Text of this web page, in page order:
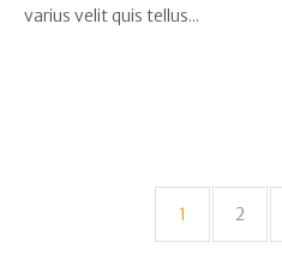
varius velit quis tellus...
1 2